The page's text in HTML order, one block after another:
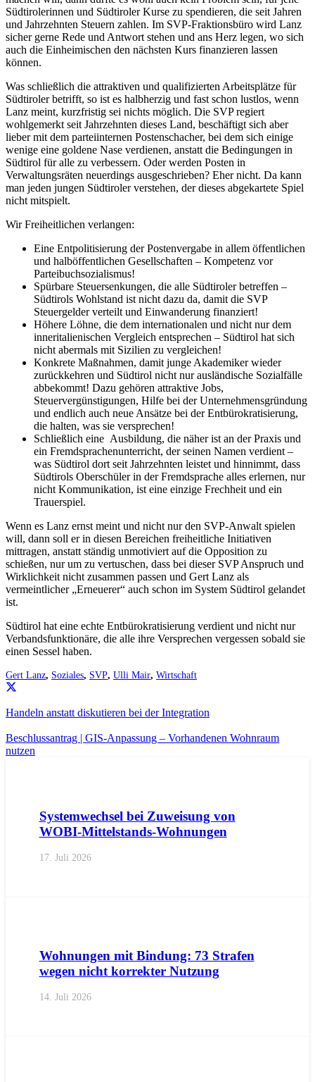
Südtirolerinnen und Südtiroler Kurse zu spendieren, die seit Jahren
und Jahrzehnten Steuern zahlen. Im SVP-Fraktionsbüro wird Lanz
sicher gerne Rede und Antwort stehen und ans Herz legen, wo sich
auch die Einheimischen den nächsten Kurs finanzieren lassen
können.
Was schließlich die attraktiven und qualifizierten Arbeitsplätze für
Südtiroler betrifft, so ist es halbherzig und fast schon lustlos, wenn
Lanz meint, kurzfristig sei nichts möglich. Die SVP regiert
wohlgemerkt seit Jahrzehnten dieses Land, beschäftigt sich aber
lieber mit dem parteiinternen Postenschacher, bei dem sich einige
wenige eine goldene Nase verdienen, anstatt die Bedingungen in
Südtirol für alle zu verbessern. Oder werden Posten in
Verwaltungsräten neuerdings ausgeschrieben? Eher nicht. Da kann
man jeden jungen Südtiroler verstehen, der dieses abgekartete Spiel
nicht mitspielt.
Wir Freiheitlichen verlangen:
Eine Entpolitisierung der Postenvergabe in allem öffentlichen
und halböffentlichen Gesellschaften – Kompetenz vor
Parteibuchsozialismus!
Spürbare Steuersenkungen, die alle Südtiroler betreffen –
Südtirols Wohlstand ist nicht dazu da, damit die SVP
Steuergelder verteilt und Einwanderung finanziert!
Höhere Löhne, die dem internationalen und nicht nur dem
inneritalienischen Vergleich entsprechen – Südtirol hat sich
nicht abermals mit Sizilien zu vergleichen!
Konkrete Maßnahmen, damit junge Akademiker wieder
zurückkehren und Südtirol nicht nur ausländische Sozialfälle
abbekommt! Dazu gehören attraktive Jobs,
Steuervergünstigungen, Hilfe bei der Unternehmensgründung
und endlich auch neue Ansätze bei der Entbürokratisierung,
die halten, was sie versprechen!
Schließlich eine Ausbildung, die näher ist an der Praxis und
ein Fremdsprachenunterricht, der seinen Namen verdient –
was Südtirol dort seit Jahrzehnten leistet und hinnimmt, dass
Südtirols Oberschüler in der Fremdsprache alles erlernen, nur
nicht Kommunikation, ist eine einzige Frechheit und ein
Trauerspiel.
Wenn es Lanz ernst meint und nicht nur den SVP-Anwalt spielen
will, dann soll er in diesen Bereichen freiheitliche Initiativen
mittragen, anstatt ständig unmotiviert auf die Opposition zu
schießen, nur um zu vertuschen, dass bei dieser SVP Anspruch und
Wirklichkeit nicht zusammen passen und Gert Lanz als
vermeintlicher „Erneuerer“ auch schon im System Südtirol gelandet
ist.
Südtirol hat eine echte Entbürokratisierung verdient und nicht nur
Verbandsfunktionäre, die alle ihre Versprechen vergessen sobald sie
einen Sessel haben.
Gert Lanz, Soziales, SVP, Ulli Mair, Wirtschaft
Handeln anstatt diskutieren bei der Integration
Beschlussantrag | GIS-Anpassung – Vorhandenen Wohnraum
nutzen
Systemwechsel bei Zuweisung von
WOBI-Mittelstands-Wohnungen
17. Juli 2026
Wohnungen mit Bindung: 73 Strafen
wegen nicht korrekter Nutzung
14. Juli 2026